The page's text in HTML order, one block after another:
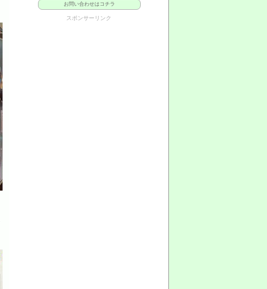
お問い合わせはコチラ
スポンサーリンク